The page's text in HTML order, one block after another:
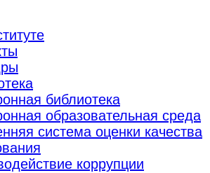
библиотека
образовательная среда
система оценки качества
коррупции